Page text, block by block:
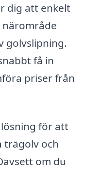
dig att enkelt
golvslipning.
få in
priser från
för att
trägolv och
om du